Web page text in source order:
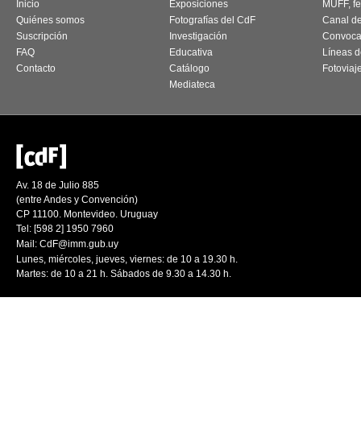
Inicio
Quiénes somos
Suscripción
FAQ
Contacto
Exposiciones
Fotografías del CdF
Investigación
Educativa
Catálogo
Mediateca
MUFF,
Canal
Líneas
Av. 18 de Julio 885
(entre Andes y Convención)
CP 11100. Montevideo. Uruguay
Tel: [598 2] 1950 7960
Mail: CdF@imm.gub.uy
Lunes, miércoles, jueves, viernes: de 10 a 19.30 h.
Martes: de 10 a 21 h. Sábados de 9.30 a 14.30 h.